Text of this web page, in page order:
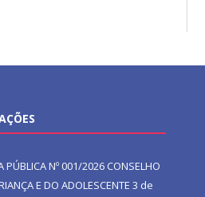
PÚBLICA Nº 001/2026 CONSELHO
E DO ADOLESCENTE 3 de